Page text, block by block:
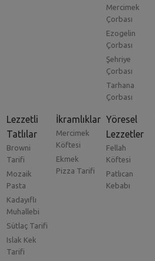
Mercimek
Çorbası
Ezogelin
Çorbası
Şehriye
Çorbası
Tarhana
Çorbası
Lezzetli
Tatlılar
Browni
Tarifi
Mozaik
Pasta
Kadayıflı
Muhallebi
Sütlaç Tarifi
Islak Kek
Tarifi
İkramlıklar
Mercimek
Köftesi
Ekmek
Pizza Tarifi
Yöresel
Lezzetler
Fellah
Köftesi
Patlıcan
Kebabı